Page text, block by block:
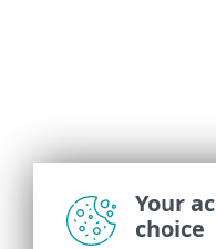
Your
choice